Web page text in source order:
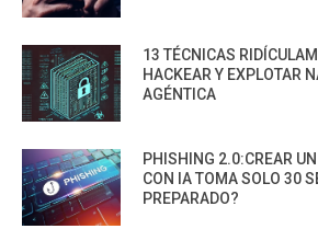
13 TÉCNICAS
HACKEAR Y EXPLOTAR
AGÉNTICA
PHISHING 2.0:CREAR
CON IA TOMA SOLO 30
PREPARADO?